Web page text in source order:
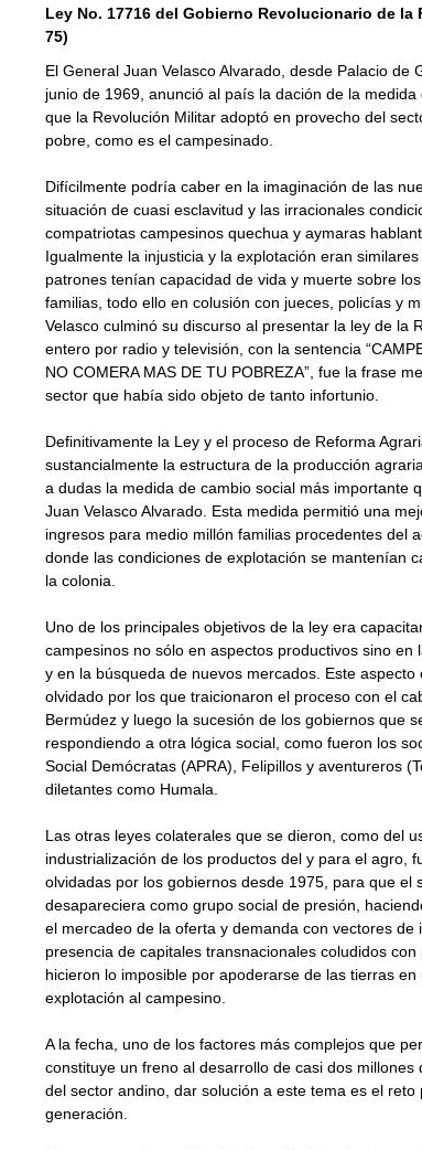
Ley No. 17716 del Gobierno Revolucionario de la
75)
El General Juan Velasco Alvarado, desde Palacio de
junio de 1969, anunció al país la dación de la
que la Revolución Militar adoptó en provecho del
pobre, como es el campesinado.
Difícilmente podría caber en la imaginación de las
situación de cuasi esclavitud y las irracionales
compatriotas campesinos quechua y aymaras
Igualmente la injusticia y la explotación eran
patrones tenían capacidad de vida y muerte sobre
familias, todo ello en colusión con jueces, policías y
Velasco culminó su discurso al presentar la ley de la
entero por radio y televisión, con la sentencia
NO COMERA MAS DE TU POBREZA”, fue la frase
sector que había sido objeto de tanto infortunio.
Definitivamente la Ley y el proceso de Reforma
sustancialmente la estructura de la producción
a dudas la medida de cambio social más importante
Juan Velasco Alvarado. Esta medida permitió una
ingresos para medio millón familias procedentes del
donde las condiciones de explotación se mantenían
la colonia.
Uno de los principales objetivos de la ley era
campesinos no sólo en aspectos productivos sino en
y en la búsqueda de nuevos mercados. Este
olvidado por los que traicionaron el proceso con el
Bermúdez y luego la sucesión de los gobiernos que
respondiendo a otra lógica social, como fueron los
Social Demócratas (APRA), Felipillos y aventureros
diletantes como Humala.
Las otras leyes colaterales que se dieron, como del
industrialización de los productos del y para el agro,
olvidadas por los gobiernos desde 1975, para que el
desapareciera como grupo social de presión,
el mercadeo de la oferta y demanda con vectores de
presencia de capitales transnacionales coludidos
hicieron lo imposible por apoderarse de las tierras
explotación al campesino.
A la fecha, uno de los factores más complejos que
constituye un freno al desarrollo de casi dos millones
del sector andino, dar solución a este tema es el reto
generación.